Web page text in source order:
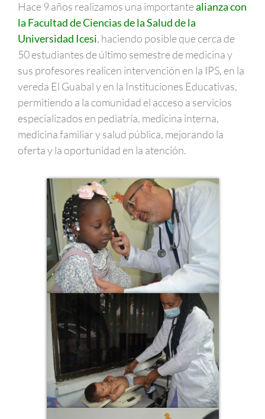
Hace 9 años realizamos una importantealianza con
la Facultad de Ciencias de la Salud de la
Universidad Icesi, haciendo posible que cerca de
50 estudiantes de último semestre de medicina y
sus profesores realicen intervención en la IPS, en la
vereda El Guabal y en la Instituciones Educativas,
permitiendo a la comunidad el acceso a servicios
especializados en pediatría, medicina interna,
medicina familiar y salud pública, mejorando la
oferta y la oportunidad en la atención.